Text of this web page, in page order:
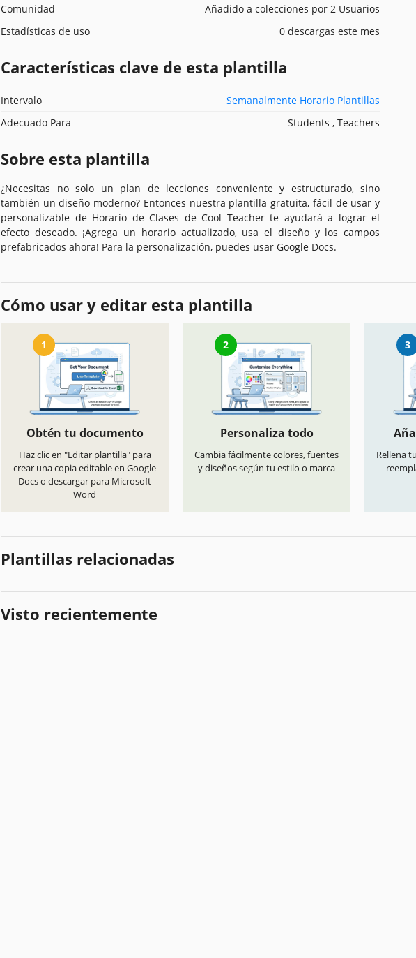
Comunidad
Añadido a colecciones por 2 Usuarios
Estadísticas de uso
0 descargas este mes
Características clave de esta plantilla
Intervalo
Semanalmente Horario Plantillas
Adecuado Para
Students , Teachers
Sobre esta plantilla
¿Necesitas no solo un plan de lecciones conveniente y estructurado, sino
también un diseño moderno? Entonces nuestra plantilla gratuita, fácil de usar y
personalizable de Horario de Clases de Cool Teacher te ayudará a lograr el
efecto deseado. ¡Agrega un horario actualizado, usa el diseño y los campos
prefabricados ahora! Para la personalización, puedes usar Google Docs.
Cómo usar y editar esta plantilla
1
Obtén tu documento
Haz clic en "Editar plantilla" para
crear una copia editable en Google
Docs o descargar para Microsoft
Word
2
Personaliza todo
Cambia fácilmente colores, fuentes
y diseños según tu estilo o marca
3
Rellena
Plantillas relacionadas
Visto recientemente